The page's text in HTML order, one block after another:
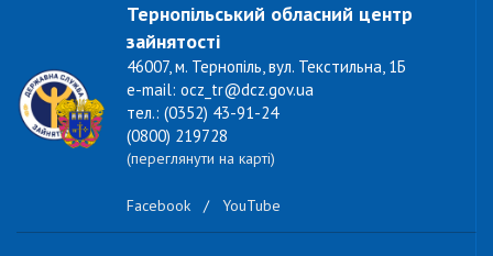
Тернопільський обласний центр
зайнятості
46007, м. Тернопіль, вул. Текстильна, 1Б
e-mail: ocz_tr@dcz.gov.ua
тел.: (0352) 43-91-24
(0800) 219728
(переглянути на карті)
Facebook / YouTube